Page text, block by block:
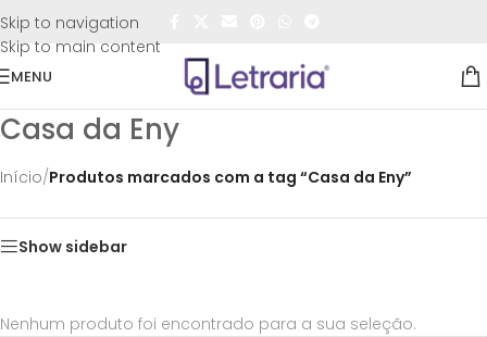
Skip to navigation
Skip to main content
FRETE GRÁTIS
MENU
Casa da Eny
Início/Produtos marcados com a tag “Casa da Eny”
Show sidebar
Nenhum produto foi encontrado para a sua seleção.